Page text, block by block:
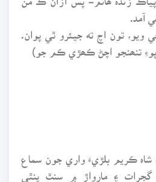
آمد.
ويو، تون اچ ته جيئرو ٿي پوان.
پوءِ تنھنجو اچڻ ڪھڙي ڪم جو)
ڪريم بلڙيءَ واري جون سماع
گجرات ۽ مارواڙ ۾ سنٿ پنٿي